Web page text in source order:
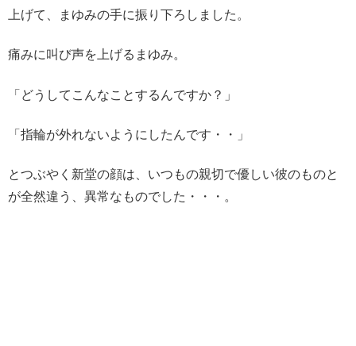
上げて、まゆみの手に振り下ろしました。
痛みに叫び声を上げるまゆみ。
「どうしてこんなことするんですか？」
「指輪が外れないようにしたんです・・」
とつぶやく新堂の顔は、いつもの親切で優しい彼のものと
が全然違う、異常なものでした・・・。